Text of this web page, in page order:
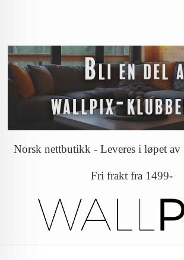
Norsk nettbutikk - Leveres i løpet
Fri frakt fra 1499-